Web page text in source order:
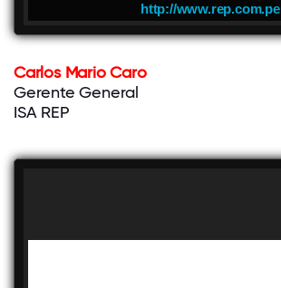
http://www.rep.com.pe
Carlos Mario Caro
Gerente General
ISA REP